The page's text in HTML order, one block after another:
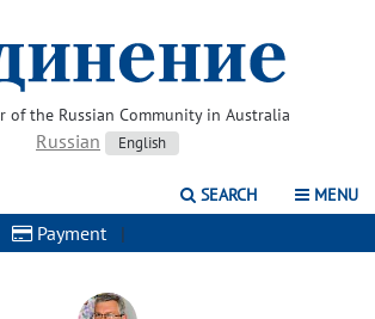
of the Russian Community in Australia
Russian English
SEARCH MENU
Payment |